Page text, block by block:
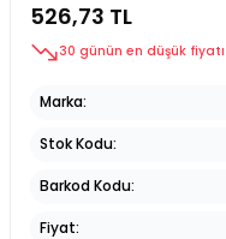
526,73 TL
30 günün en düşük fiyatı
Marka
Stok Kodu
Barkod Kodu
Fiyat